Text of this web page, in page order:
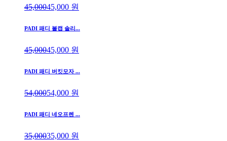
45,00045,000 원
PADI 패디 볼캡 솔리...
45,00045,000 원
PADI 패디 버킷모자 ...
54,00054,000 원
PADI 패디 네오프렌 ...
35,00035,000 원